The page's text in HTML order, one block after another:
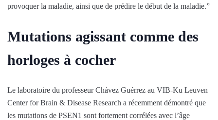
provoquer la maladie, ainsi que de prédire le début de la maladie.”
Mutations agissant comme des
horloges à cocher
Le laboratoire du professeur Chávez Guérrez au VIB-Ku Leuven
Center for Brain & Disease Research a récemment démontré que
les mutations de PSEN1 sont fortement corrélées avec l’âge